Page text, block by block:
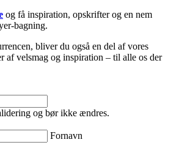
og få inspiration, opskrifter og en nem
bagning.
bliver du også en del af vores
af velsmag og inspiration – til alle os der
og bør ikke ændres.
Fornavn